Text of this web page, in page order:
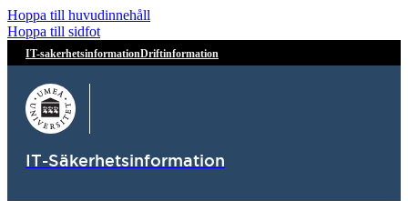
Hoppa till huvudinnehåll
Hoppa till sidfot
IT-sakerhetsinformationDriftinformation
IT-Säkerhetsinformation